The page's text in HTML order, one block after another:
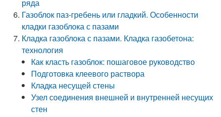
ряда
Газоблок паз-гребень или гладкий. Особенности
кладки газоблока с пазами
Кладка газоблока с пазами. Кладка газобетона:
технология
Как класть газоблок: пошаговое руководство
Подготовка клеевого раствора
Кладка несущей стены
Узел соединения внешней и внутренней несущих
стен